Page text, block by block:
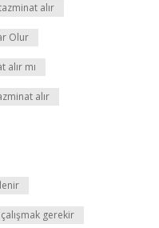
alır
Olur
alır mı
alır
gerekir